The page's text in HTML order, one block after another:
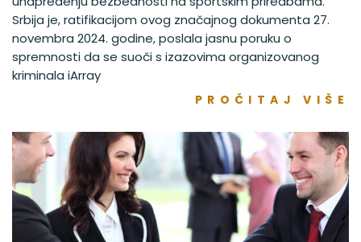
Srbija je, ratifikacijom ovog značajnog dokumenta 27.
novembra 2024. godine, poslala jasnu poruku o
spremnosti da se suoči s izazovima organizovanog
kriminala iArray
PROČITAJ VIŠE